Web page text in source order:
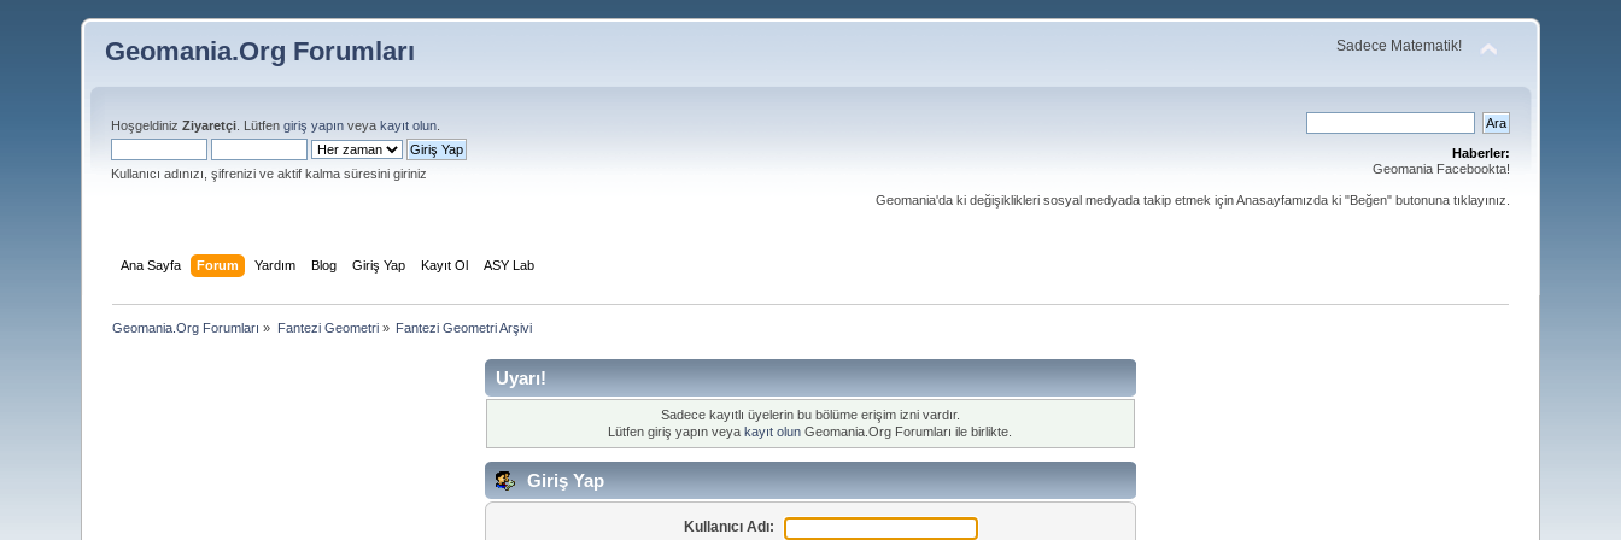
Geomania.Org Forumları Sadece Matematik!
HoşgeldinizZiyaretçi . Lütfengiriş yapın veyakayıt olun
Kullanıcı adınızı, şifrenizi ve aktif kalma süresini giriniz
Haberler:
Geomania Facebookta!
Geomania'da ki değişiklikleri sosyal medyada takip etmek için Anasayfamızda ki "Beğen" butonuna tıklayınız.
Ana Sayfa Forum Yardım Blog Giriş Yap Kayıt Ol ASY Lab
Geomania.Org Forumları » Fantezi Geometri» Fantezi Geometri Arşivi
Uyarı!
Sadece kayıtlı üyelerin bu bölüme erişim izni vardır.
Lütfen giriş yapın veya kayıt olun Geomania.Org Forumları ile birlikte.
Giriş Yap
Kullanıcı Adı: